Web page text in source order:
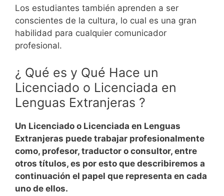
Los estudiantes también aprenden a ser
conscientes de la cultura, lo cual es una gran
habilidad para cualquier comunicador
profesional.
¿ Qué es y Qué Hace un
Licenciado o Licenciada en
Lenguas Extranjeras ?
Un Licenciado o Licenciada en Lenguas
Extranjeras puede trabajar profesionalmente
como, profesor, traductor o consultor, entre
otros títulos, es por esto que describiremos a
continuación el papel que representa en cada
uno de ellos.